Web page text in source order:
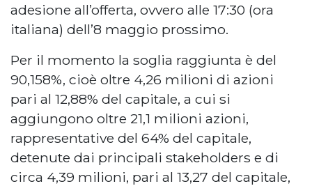
adesione all’offerta, ovvero alle 17:30 (ora
italiana) dell’8 maggio prossimo.
Per il momento la soglia raggiunta è del
90,158%, cioè oltre 4,26 milioni di azioni
pari al 12,88% del capitale, a cui si
aggiungono oltre 21,1 milioni azioni,
rappresentative del 64% del capitale,
detenute dai principali stakeholders e di
circa 4,39 milioni, pari al 13,27 del capitale,